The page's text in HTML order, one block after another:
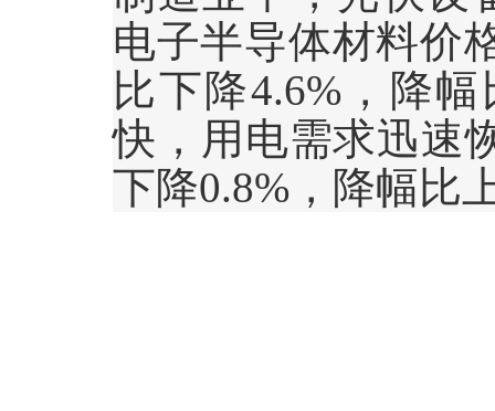
电子半导体材料价
比下降4.6%，降幅
快，用电需求迅速
下降0.8% ，降幅比